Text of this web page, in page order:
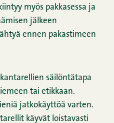
myös pakkasessa ja
jälkeen
ennen pakastimeen
säilöntätapa
tai etikkaan.
jatkokäyttöä varten.
käyvät loistavasti